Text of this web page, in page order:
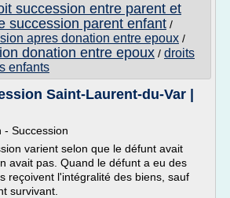
succession entre parent et
succession parent enfant /
apres donation entre epoux /
donation entre epoux / droits
enfants
Saint-Laurent-du-Var |
- Succession
varient selon que le défunt avait
avait pas. Quand le défunt a eu des
reçoivent l'intégralité des biens, sauf
survivant.